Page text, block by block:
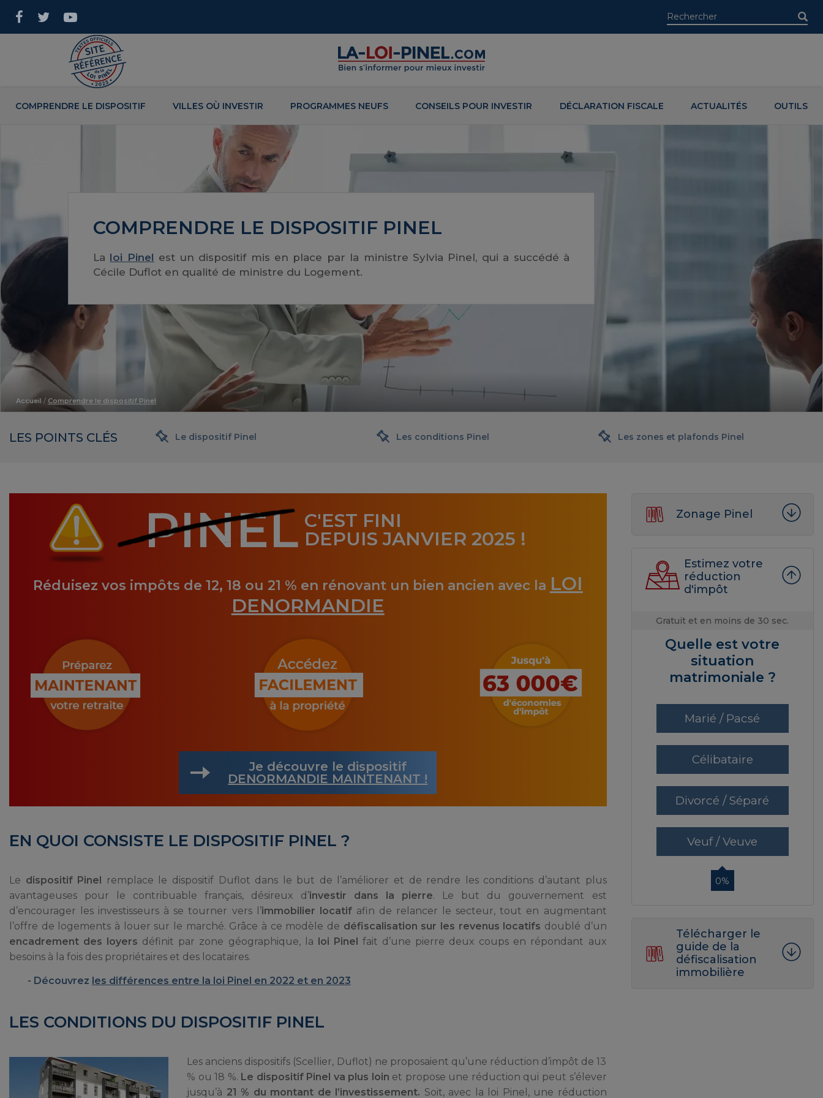
COMPRENDRE LE DISPOSITIF VILLES OÙ INVESTIR PROGRAMMES NEUFS CONSEILS POUR INVESTIR DÉCLARATION FISCALE ACTUALITÉS OUTILS
COMPRENDRE LE DISPOSITIF PINEL
La loi Pinel est un dispositif mis en place par la ministre Sylvia Pinel, qui a succédé à
Cécile Duflot en qualité de ministre du Logement.
Accueil / Comprendre le dispositif Pinel
LES POINTS CLÉS Le dispositif Pinel Les conditions Pinel Les zones et plafonds Pinel
PINEL C'EST FINI
DEPUIS JANVIER 2025 !
Réduisez vos impôts de 12, 18 ou 21 % en rénovant un bien ancien avec la LOI
DENORMANDIE
Je découvre le dispositif
DENORMANDIE MAINTENANT !
EN QUOI CONSISTE LE DISPOSITIF PINEL ?
Le dispositif Pinel
remplace le dispositif Duflot dans le but de l’améliorer et de rendre les conditions d’autant plus
avantageuses pour le contribuable français, désireux d’investir dans la pierre. Le but du gouvernement est
d’encourager les investisseurs à se tourner vers l’immobilier locatifafin de relancer le secteur, tout en augmentant
l’offre de logements à louer sur le marché. Grâce à ce modèle de défiscalisation sur les revenus locatifs doublé d’un
encadrement des loyers définit par zone géographique, la loi Pinel
fait d’une pierre deux coups en répondant aux
besoins à la fois des propriétaires et des locataires.
Découvrez les différences entre la loi Pinel en 2022 et en 2023
LES CONDITIONS DU DISPOSITIF PINEL
Les anciens dispositifs (Scellier, Duflot) ne proposaient qu’une réduction d’impôt de 13
% ou 18 %. Le dispositif Pinel va plus loin et propose une réduction qui peut s’élever
jusqu’à 21 % du montant de l’investissement. Soit, avec la loi Pinel, une réduction
Zonage Pinel
Estimez votre
réduction
d'impôt
Gratuit et en moins de 30 sec.
Quelle est votre
situation
matrimoniale ?
Marié / Pacsé
Célibataire
Divorcé / Séparé
Veuf / Veuve
0%
Télécharger le
guide de la
défiscalisation
immobilière